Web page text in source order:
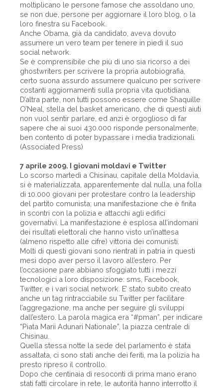
moltiplicano le persone famose che assoldano uno,
se non due, persone per aggiornare il loro blog, o la
loro finestra su Facebook.
Anche Obama, già da candidato, aveva dovuto
assumere un vero team per tenere in piedi il suo
social network.
Se è comprensibile che più di uno sia ricorso a dei
ghostwriters per scrivere la propria autobiografia,
certo suona assurdo assumere qualcuno per scrivere
costanti aggiornamenti sulla propria vita quotidiana.
D’altra parte, non tutti possono essere come Shaquille
O’Neal, stella del basket americano, che di questi aiuti
non vuol sentir parlare, ed anzi è orgoglioso di far
sapere che ai suoi 430.000 risponde personalmente,
ben contento di poter bypassare i media tradizionali.
(Associated Press)
7 aprile 2009. I giovani moldavi e Twitter
Lo scorso martedì a Chisinau, capitale della Moldavia,
si è materializzata, apparentemente dal nulla, una folla
di 10.000 giovani per protestare contro la leadership
del partito comunista; una manifestazione che è finita
in scontri con la polizia e attacchi agli edifici
governativi. La manifestazione è esplosa all’indomani
dei risultati elettorali che hanno visto un’inattesa
(almeno rispetto alle cifre) vittoria dei comunisti.
Molti di questi giovani sono rientrati in patria in questi
mesi dopo aver perso il lavoro all’estero. Per
l’occasione pare abbiano sfoggiato tutti i mezzi
tecnologici a loro disposizione: sms, Facebook,
Twitter, e i vari social network. E’ stato subito creato
anche un tag rintracciabile su Twitter per facilitare
l’aggregazione, ma anche per seguire gli sviluppi
dall’estero. La parola magica era “#pman”, per indicare
“Piata Marii Adunari Nationale”, la piazza centrale di
Chisinau.
Quella stessa notte la sede del parlamento è stata
assaltata, ci sono stati anche dei feriti, ma la polizia ha
presto ripreso il controllo.
Dopo che centinaia di resoconti di prima mano erano
stati fatti circolare in rete, le autorità hanno interrotto il